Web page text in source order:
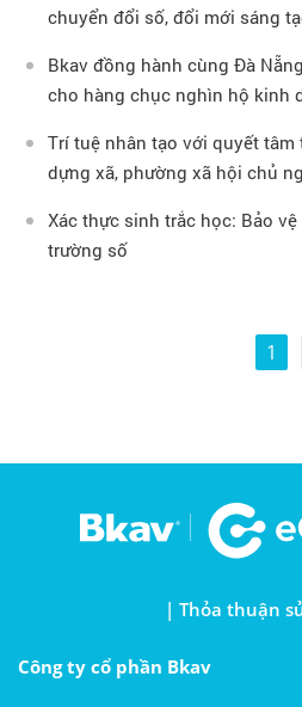
chuyển đổi số, đổi mới sáng
Bkav đồng hành cùng Đà
cho hàng chục nghìn hộ kinh
Trí tuệ nhân tạo với quyết
dựng xã, phường xã hội chủ
Xác thực sinh trắc học: Bảo
trường số
1
| Thỏa thuận
Công ty cổ phần Bkav